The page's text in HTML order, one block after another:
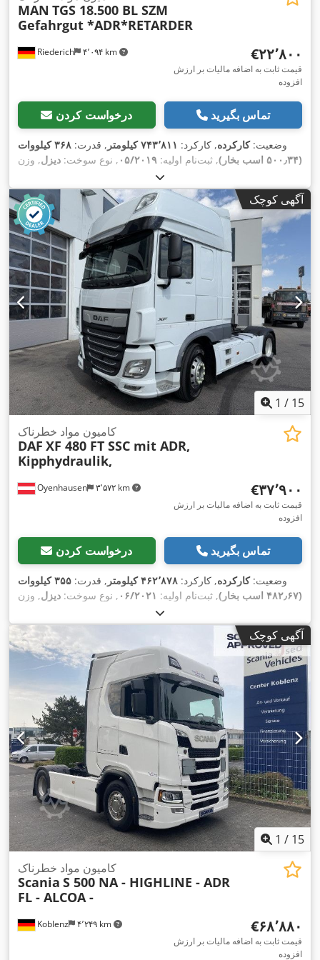
Riederich ۴٬۰۹۴ km
MAN TGS 18.500 BL SZM
Gefahrgut *ADR*RETARDER
‎€۲۲٬۸۰۰
قیمت ثابت به اضافه مالیات بر ارزش
افزوده
درخواست کردن تماس بگیرید
وضعیت:کارکرده, کارکرد: ۷۴۳٬۸۱۱ کیلومتر , قدرت:
۳۶۸ کیلووات
(۵۰۰٫۳۴ اسب بخار)
, ثبت‌نام اولیه: ۰۵/۲۰۱۹ , نوع سوخت: دیزل, وزن
, پیکربندی محور:
۱۲/۲۰۲۶
, ترمزها:رتاردر, رنگ:سفید, نوع چرخ‌دنده:خودکار, کلاس
انتشار:یورو ۶ , سال ساخت:۲۰۱۹ , تجهیزات:اِی‌بی‌اِس‎, بخاری
پارکینگ, برنامه پایداری الکترونیکی (ESP), تهویه مطبوع, فیلتر دوده,
آگهی کوچک
1 / 15
Oyenhausen ۳٬۵۷۲ km
کامیون مواد خطرناک
DAF XF 480 FT SSC mit ADR,
Kipphydraulik,
‎€۳۷٬۹۰۰
قیمت ثابت به اضافه مالیات بر ارزش
افزوده
درخواست کردن تماس بگیرید
وضعیت:کارکرده, کارکرد: ۴۶۲٬۸۷۸ کیلومتر , قدرت:
۳۵۵ کیلووات
(۴۸۲٫۶۷ اسب بخار)
, ثبت‌نام اولیه: ۰۶/۲۰۲۱ , نوع سوخت: دیزل, وزن
, حداکثر وزن بار:
۱۸٬۰۰۰ کیلوگرم
, سایز تایر: 315/80 R22,5 , پیکربندی محور:4x2,
فاصله بین دو محور:
, کابین راننده: کابین
خواب, نوع چرخ‌دنده:نیمه‌خودکار, کلاس انتشار:یورو ۶ , سیستم
تعلیق:
فولاد-هوا , تجهیزات:
اِی‌بی‌اِس‎, بخاری پارکینگ, تهویه مطبوع,
رایانه‌ی روی برد, هیدرولیک, کروز کنترل, کنترل کشش
آگهی کوچک
1 / 15
Koblenz ۴٬۲۴۹ km
کامیون مواد خطرناک
Scania S 500 NA - HIGHLINE - ADR
FL - ALCOA -
‎€۶۸٬۸۸۰
قیمت ثابت به اضافه مالیات بر ارزش
افزوده